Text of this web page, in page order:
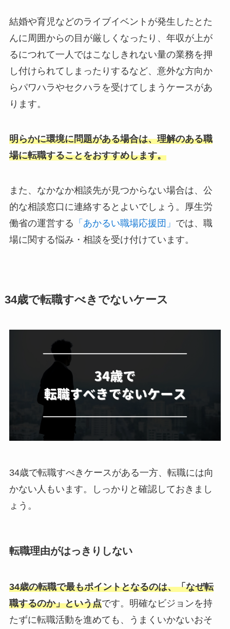
結婚や育児などのライブイベントが発生したとた
んに周囲からの目が厳しくなったり、年収が上が
るにつれて一人ではこなしきれない量の業務を押
し付けられてしまったりするなど、意外な方向か
らパワハラやセクハラを受けてしまうケースがあ
ります。
明らかに環境に問題がある場合は、理解のある職
場に転職することをおすすめします。
また、なかなか相談先が見つからない場合は、公
的な相談窓口に連絡するとよいでしょう。厚生労
働省の運営する 「あかるい職場応援団」 では、職
場に関する悩み・相談を受け付けています。
34歳で転職すべきでないケース
34歳で転職すべきケースがある一方、転職には向
かない人もいます。しっかりと確認しておきまし
ょう。
転職理由がはっきりしない
34歳の転職で最もポイントとなるのは、「なぜ転
職するのか」という点です。明確なビジョンを持
たずに転職活動を進めても、うまくいかないおそ